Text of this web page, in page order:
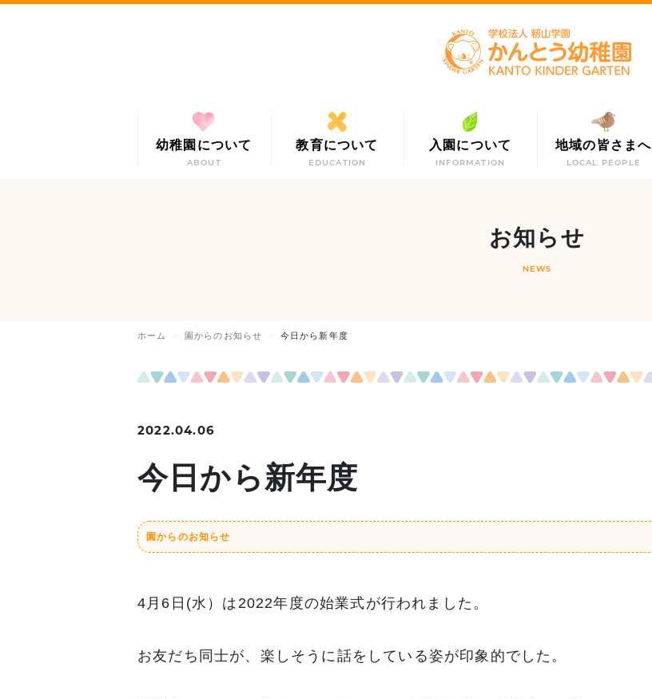
幼稚園について
ABOUT
教育について
EDUCATION
入園について
INFORMATION
地域の皆さまへ
LOCAL PEOPLE
お知らせ
NEWS
ホーム 園からのお知らせ 今日から新年度
2022.04.06
今日から新年度
園からのお知らせ
4月6日(水）は2022年度の始業式が行われました。
お友だち同士が、楽しそうに話をしている姿が印象的でした。